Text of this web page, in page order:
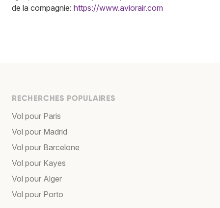
de la compagnie: https://www.aviorair.com
RECHERCHES POPULAIRES
Vol pour Paris
Vol pour Madrid
Vol pour Barcelone
Vol pour Kayes
Vol pour Alger
Vol pour Porto